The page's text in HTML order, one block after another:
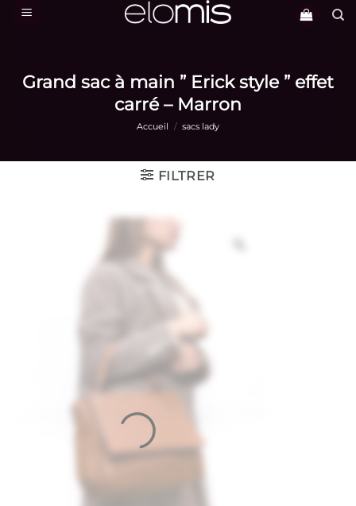
Passer
Grand sac à main ” Erick style ” effet
carré – Marron
Accueil / sacs lady
FILTRER